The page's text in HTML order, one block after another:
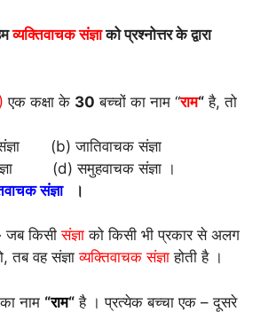
व्यक्तिवाचक संज्ञाको प्रश्नोत्तर के द्वारा
एक कक्षा के 30 बच्चों का नाम “राम“ है, तो
(b) जातिवाचक संज्ञा
(d) समुहवाचक संज्ञा ।
संज्ञा ।
जब किसीसंज्ञा को किसी भी प्रकार से अलग
तब वह संज्ञाव्यक्तिवाचक संज्ञा होती है ।
नाम “राम“ है । प्रत्येक बच्चा एक – दूसरे